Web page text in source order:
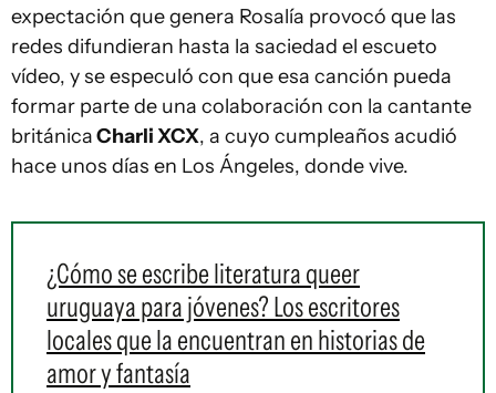
expectación que genera Rosalía provocó que las
redes difundieran hasta la saciedad el escueto
vídeo, y se especuló con que esa canción pueda
formar parte de una colaboración con la cantante
británicaCharli XCX, a cuyo cumpleaños acudió
hace unos días en Los Ángeles, donde vive.
¿Cómo se escribe literatura queer
uruguaya para jóvenes? Los escritores
locales que la encuentran en historias de
amor y fantasía